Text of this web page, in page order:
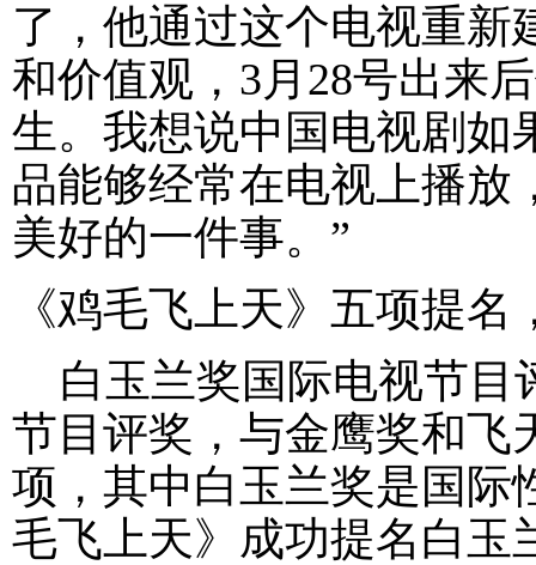
了，他通过这个电视重新
和价值观，3月28号出来
生。我想说中国电视剧如
品能够经常在电视上播放
美好的一件事。”
《鸡毛飞上天》五项提
白玉兰奖国际电视节目
节目评奖，与金鹰奖和飞
项，其中白玉兰奖是国际
毛飞上天》成功提名白玉